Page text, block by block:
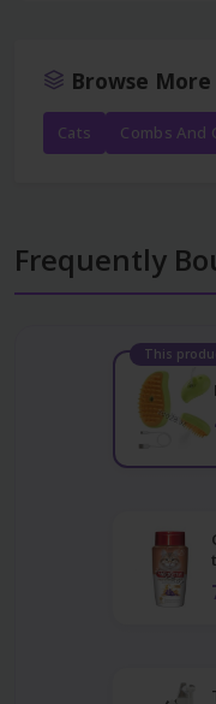
Browse More
Cats Combs And
Frequently
This